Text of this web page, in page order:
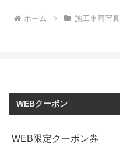
ホーム 施工車両写真
WEBクーポン
WEB限定クーポン券